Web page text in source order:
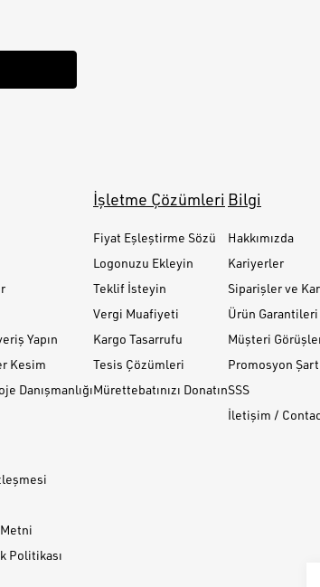
Yapın
Kesim
Danışmanlığı
İşletme Çözümleri
Fiyat Eşleştirme Sözü
Logonuzu Ekleyin
Teklif İsteyin
Vergi Muafiyeti
Kargo Tasarrufu
Tesis Çözümleri
Mürettebatınızı Donatın
Bilgi
Hakkımızda
Kariyerler
Siparişler ve
Ürün Garantileri
Müşteri
Promosyon
SSS
İletişim /
Politikası